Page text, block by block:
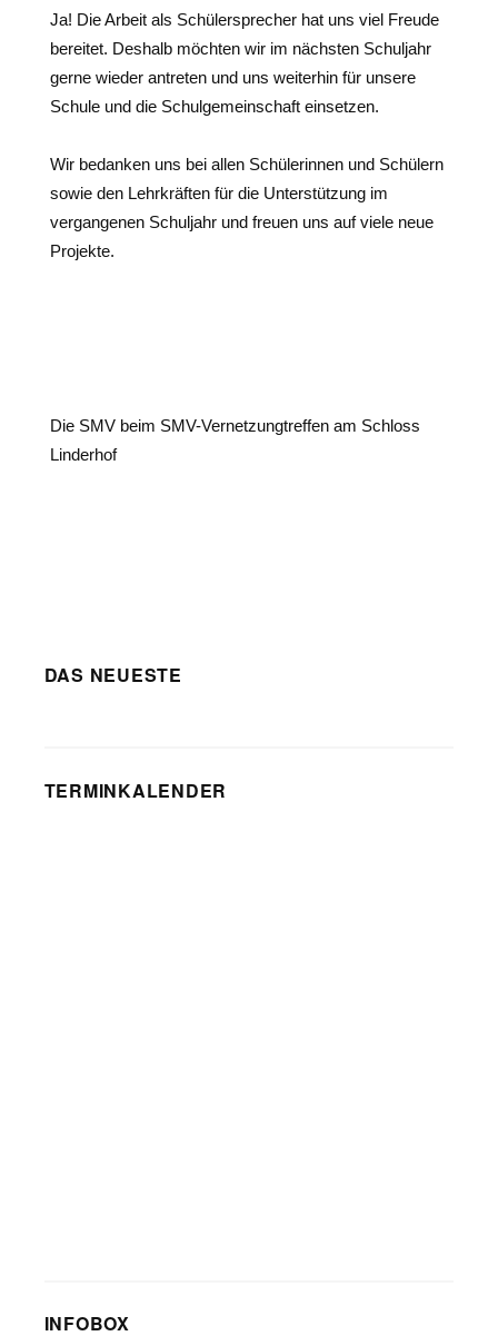
Ja! Die Arbeit als Schülersprecher hat uns viel Freude
bereitet. Deshalb möchten wir im nächsten Schuljahr
gerne wieder antreten und uns weiterhin für unsere
Schule und die Schulgemeinschaft einsetzen.
Wir bedanken uns bei allen Schülerinnen und Schülern
sowie den Lehrkräften für die Unterstützung im
vergangenen Schuljahr und freuen uns auf viele neue
Projekte.
Die SMV beim SMV-Vernetzungtreffen am Schloss
Linderhof
DAS NEUESTE
TERMINKALENDER
INFOBOX